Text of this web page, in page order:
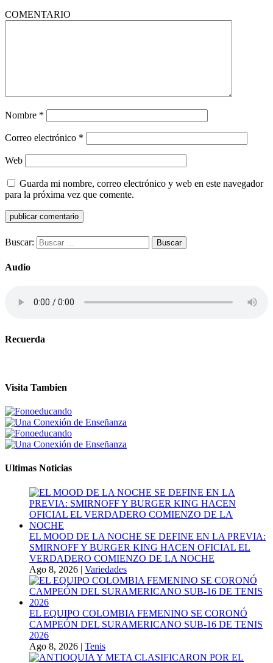
COMENTARIO
Nombre *
Correo electrónico *
Web
Guarda mi nombre, correo electrónico y web en este navegador
para la próxima vez que comente.
Buscar:
Audio
Recuerda
Visita Tambien
Ultimas Noticias
EL MOOD DE LA NOCHE SE DEFINE EN LA PREVIA:
SMIRNOFF Y BURGER KING HACEN OFICIAL EL
VERDADERO COMIENZO DE LA NOCHE
Ago 8, 2026 | Variedades
EL EQUIPO COLOMBIA FEMENINO SE CORONÓ
CAMPEÓN DEL SURAMERICANO SUB-16 DE TENIS
2026
Ago 8, 2026 | Tenis